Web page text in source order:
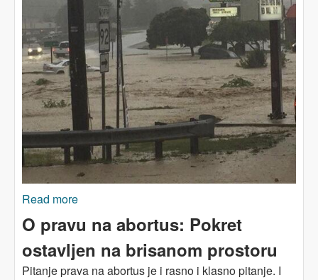
Read more
društvenom tkivu gradova
O pravu na abortus: Pokret
ostavljen na brisanom prostoru
Pitanje prava na abortus je i rasno i klasno pitanje. I